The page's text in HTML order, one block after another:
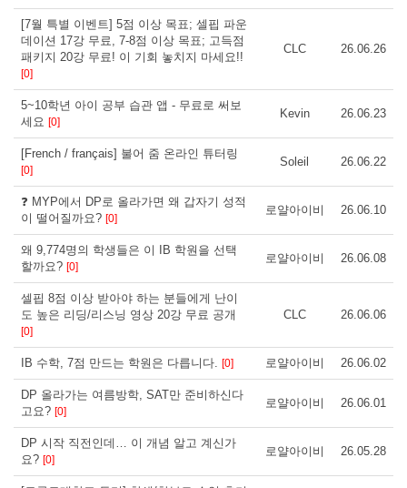
[7월 특별 이벤트] 5점 이상 목표; 셀핍 파운
데이션 17강 무료, 7-8점 이상 목표; 고득점
패키지 20강 무료! 이 기회 놓치지 마세요!!
[0]
CLC 26.06.26
5~10학년 아이 공부 습관 앱 - 무료로 써보
세요 [0]
Kevin 26.06.23
[French / français] 불어 줌 온라인 튜터링
[0]
Soleil 26.06.22
❓ MYP에서 DP로 올라가면 왜 갑자기 성적
이 떨어질까요? [0]
로얄아이비 26.06.10
왜 9,774명의 학생들은 이 IB 학원을 선택
할까요? [0]
로얄아이비 26.06.08
셀핍 8점 이상 받아야 하는 분들에게 난이
도 높은 리딩/리스닝 영상 20강 무료 공개
[0]
CLC 26.06.06
IB 수학, 7점 만드는 학원은 다릅니다. [0] 로얄아이비 26.06.02
DP 올라가는 여름방학, SAT만 준비하신다
고요? [0]
로얄아이비 26.06.01
DP 시작 직전인데… 이 개념 알고 계신가
요? [0]
로얄아이비 26.05.28